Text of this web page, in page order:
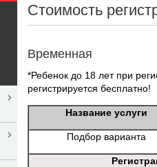
Стоимость
Временная
*Ребенок до 18 лет при
регистрируется бесплатно!
Название услуги
Подбор варианта